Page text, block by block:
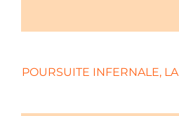
POURSUITE INFERNALE, LA